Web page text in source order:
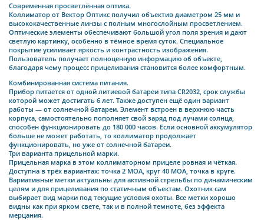
Современная просветлённая оптика.
Коллиматор от Вектор Оптикс получил объектив диаметром 25 мм и
высококачественные линзы с полным многослойным просветлением.
Оптические элементы обеспечивают большой угол поля зрения и дают
светлую картинку, особенно в тёмное время суток. Специальное
покрытие усиливает яркость и контрастность изображения.
Пользователь получает полноценную информацию об объекте,
благодаря чему процесс прицеливания становится более комфортным.
Комбинированная система питания.
Прибор питается от одной литиевой батареи типа CR2032, срок службы
которой может достигать 6 лет. Также доступен ещё один вариант
работы — от солнечной батареи. Элемент встроен в верхнюю часть
корпуса, самостоятельно пополняет свой заряд под лучами солнца,
способен функционировать до 180 000 часов. Если основной аккумулятор
больше не может работать, то коллиматор продолжает
функционировать, но уже от солнечной батареи.
Три варианта прицельной марки.
Прицельная марка в этом коллиматорном прицеле ровная и чёткая.
Доступна в трёх вариантах: точка 2 МOA, круг 40 MOA, точка в круге.
Вариативные метки актуальны для активной стрельбы по динамическим
целям и для прицеливания по статичным объектам. Охотник сам
выбирает вид марки под текущие условия охоты. Все метки хорошо
видны как при ярком свете, так и в полной темноте, без эффекта
мерцания.